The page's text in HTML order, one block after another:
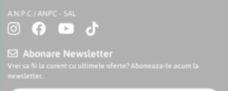
A.N.P.C / ANPC - SAL
Abonare Newsletter
Vrei sa fii la curent cu ultimele oferte? Aboneaza-te acum la
newsletter.